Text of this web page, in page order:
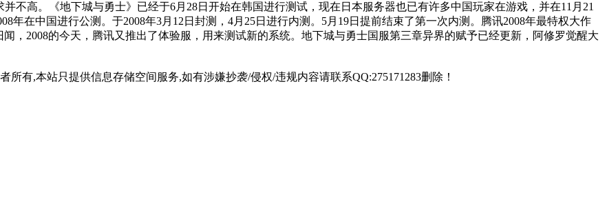
不高。《地下城与勇士》已经于6月28日开始在韩国进行测试，现在日本服务器也已有许多中国玩家在游戏，并在11月21
年在中国进行公测。于2008年3月12日封测，4月25日进行内测。5月19日提前结束了第一次内测。腾讯2008年最特权大作
闻，2008的今天，腾讯又推出了体验服，用来测试新的系统。地下城与勇士国服第三章异界的赋予已经更新，阿修罗觉醒大
所有,本站只提供信息存储空间服务,如有涉嫌抄袭/侵权/违规内容请联系QQ:275171283删除！